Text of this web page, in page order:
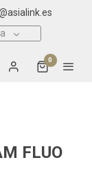
0
FLUO